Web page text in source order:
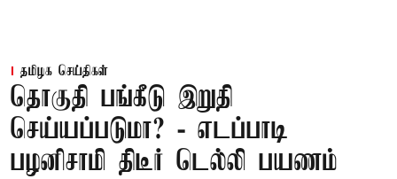
தமிழக செய்திகள்
தொகுதி பங்கீடு இறுதி
செய்யப்படுமா? - எடப்பாடி
பழனிசாமி திடீர் டெல்லி பயணம்